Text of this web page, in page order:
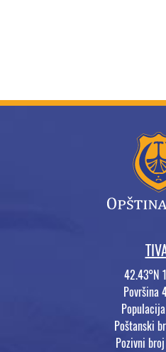
42.43°N
Površina
Poštanski
Pozivni